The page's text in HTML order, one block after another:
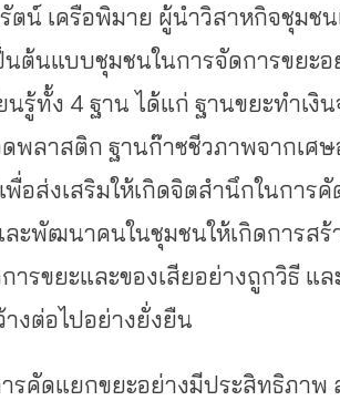
ครือพิมาย ผู้นำวิสาหกิจชุมชนเ
นต้นแบบชุมชนในการจัดการขยะ
นรู้ทั้ง 4 ฐาน ได้แก่ ฐานขยะทำเงิ
พลาสติก ฐานก๊าซชีวภาพจากเศ
พื่อส่งเสริมให้เกิดจิตสำนึกในกา
ะพัฒนาคนในชุมชนให้เกิดการสร้
รขยะและของเสียอย่างถูกวิธี แล
งต่อไปอย่างยั่งยืน
แยกขยะอย่างมีประสิทธิภาพ ส